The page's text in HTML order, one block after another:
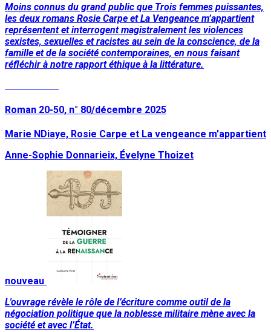
Moins connus du grand public que Trois femmes puissantes,
les deux romans Rosie Carpe et La Vengeance m’appartient
représentent et interrogent magistralement les violences
sexistes, sexuelles et racistes au sein de la conscience, de la
famille et de la société contemporaines, en nous faisant
réfléchir à notre rapport éthique à la littérature.
Roman 20-50, n° 80/décembre 2025
Marie NDiaye, Rosie Carpe et La vengeance m'appartient
Anne-Sophie Donnarieix, Évelyne Thoizet
nouveau
L'ouvrage révèle le rôle de l’écriture comme outil de la
négociation politique que la noblesse militaire mène avec la
société et avec l’État.